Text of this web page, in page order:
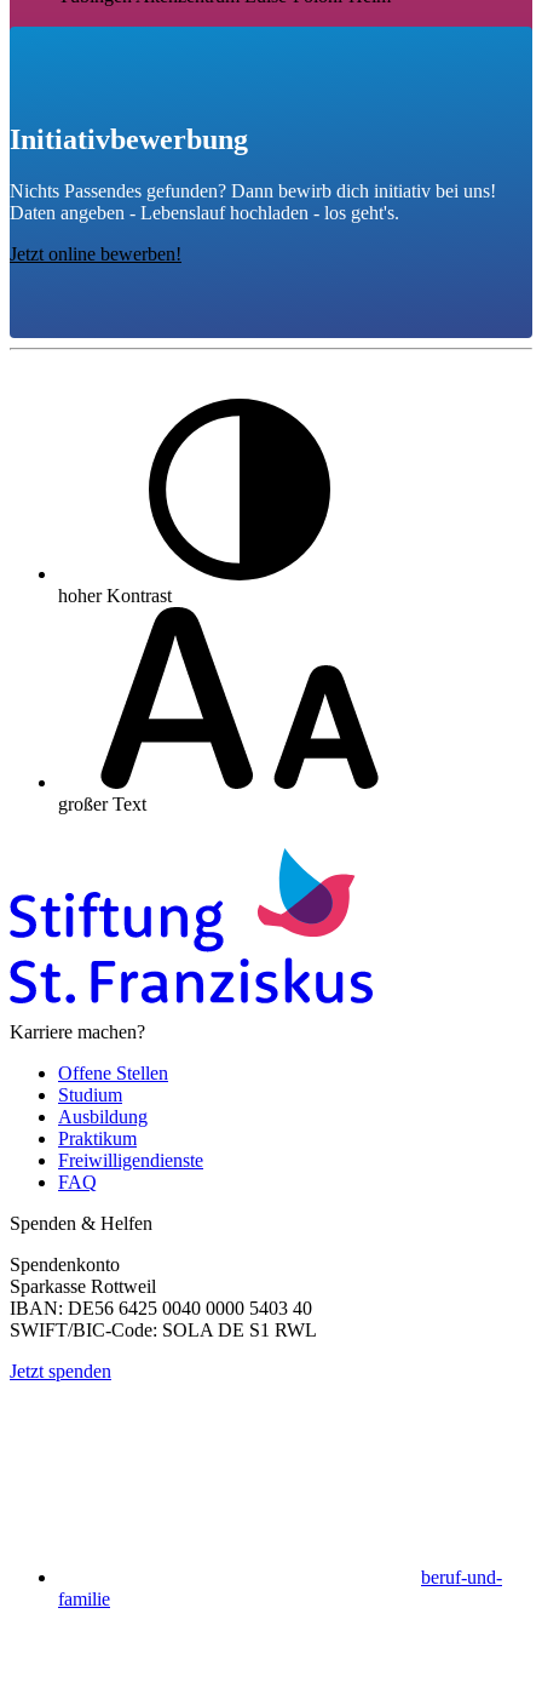
Initiativbewerbung
Nichts Passendes gefunden? Dann bewirb dich initiativ bei uns!
Daten angeben - Lebenslauf hochladen - los geht's.
Jetzt online bewerben!
hoher Kontrast
großer Text
Karriere machen?
Offene Stellen
Studium
Ausbildung
Praktikum
Freiwilligendienste
FAQ
Spenden & Helfen
Spendenkonto
Sparkasse Rottweil
IBAN: DE56 6425 0040 0000 5403 40
SWIFT/BIC-Code: SOLA DE S1 RWL
Jetzt spenden
beruf-und-
familie